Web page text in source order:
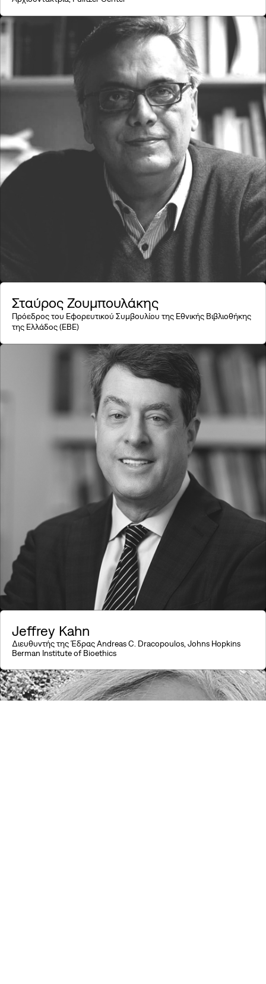
Σταύρος Ζουμπουλάκης
Πρόεδρος του Εφορευτικού Συμβουλίου της Εθνικής Βιβλιοθήκης
της Ελλάδος (ΕΒΕ)
Jeffrey Kahn
Διευθυντής της Έδρας Αndreas C. Dracopoulos, Johns Hopkins
Βerman Institute of Bioethics